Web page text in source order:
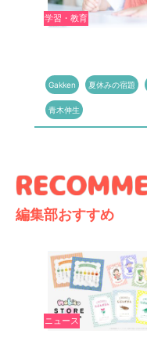
学習・教育
Gakken 夏休みの宿題
青木伸生
編集部おすすめ
ニュース